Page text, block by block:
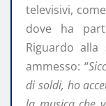
televisivi, come
dove ha
Riguardo
ammesso: “
di soldi, ho